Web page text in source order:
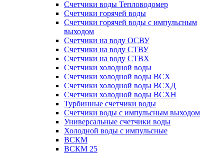
Счетчики воды Тепловодомер
Счетчики горячей воды
Счетчики горячей воды с импульсным
выходом
Счетчики на воду ОСВУ
Счетчики на воду СТВУ
Счетчики на воду СТВХ
Счетчики холодной воды
Счетчики холодной воды ВСХ
Счетчики холодной воды ВСХД
Счетчики холодной воды ВСХН
Турбинные счетчики воды
Счетчики воды с импульсным выходом
Универсальные счетчики воды
Холодной воды с импульсные
ВСКМ
ВСКМ 25